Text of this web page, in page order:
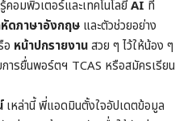
คอมพิวเตอร์และเทคโนโลยีAI ที่
ดภาษาอังกฤษ และตัวช่วยอย่าง
อ หน้าปกรายงานสวย ๆ ไว้ให้น้อง ๆ
การยื่นพอร์ตฯ TCAS หรือสมัครเรียน
เหล่านี้ พี่แอดมินตั้งใจอัปเดตข้อมูล